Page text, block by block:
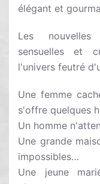
élégant et
Les
sensuelles et
l'univers feutré
Une femme
s'offre quelques
Un homme
Une grande
impossibles…
Une jeune